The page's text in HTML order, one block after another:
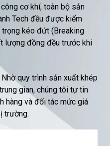
cơ khí, toàn bộ sản
Tech đều được kiểm
kéo đứt (Breaking
lượng đồng đều trước khi
Nhờ quy trình sản xuất khép
gian, chúng tôi tự tin
hàng và đối tác mức giá
trường.